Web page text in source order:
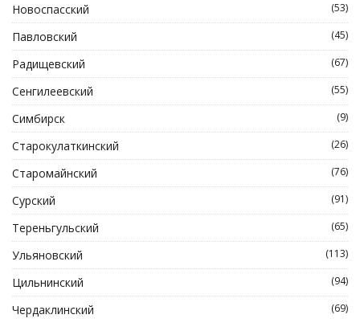
Новоспасский (53)
Павловский (45)
Радищевский (67)
Сенгилеевский (55)
Симбирск (9)
Старокулаткинский (26)
Старомайнский (76)
Сурский (91)
Тереньгульский (65)
Ульяновский (113)
Цильнинский (94)
Чердаклинский (69)